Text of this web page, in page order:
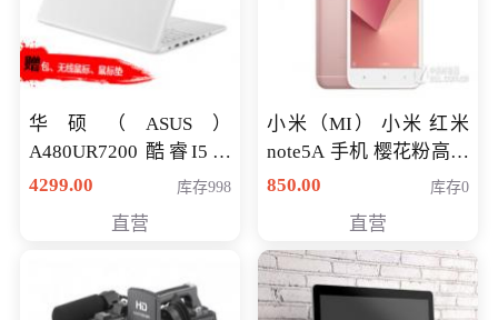
华硕（ASUS）
A480UR7200 酷睿I5超
薄学生办公游戏独显笔
NV930-2G独
4299.00 库存998
直营
小米（MI） 小米 红米
note5A 手机 樱花粉高配
版 全网通(3G+32G)
850.00 库存0
直营